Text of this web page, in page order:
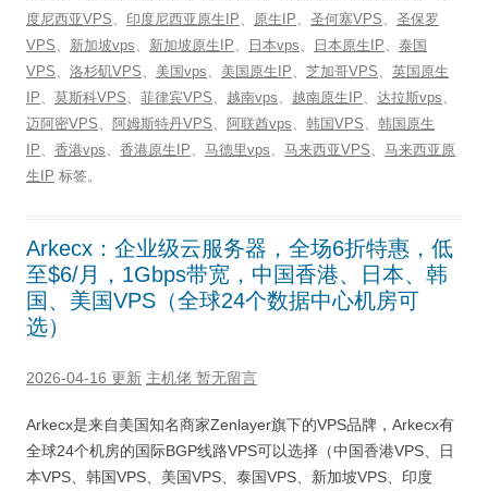
度尼西亚VPS、 印度尼西亚原生IP、 原生IP、 圣何塞VPS、 圣保罗
VPS、 新加坡vps、 新加坡原生IP、 日本vps、 日本原生IP、 泰国
VPS、 洛杉矶VPS、 美国vps、 美国原生IP、 芝加哥VPS、 英国原生
IP、 莫斯科VPS、 菲律宾VPS、 越南vps、 越南原生IP、 达拉斯vps、
迈阿密VPS、 阿姆斯特丹VPS、 阿联酋vps、 韩国VPS、 韩国原生
IP、 香港vps、 香港原生IP、 马德里vps、 马来西亚VPS、 马来西亚原
生IP 标签。
Arkecx：企业级云服务器，全场6折特惠，低
至$6/月，1Gbps带宽，中国香港、日本、韩
国、美国VPS（全球24个数据中心机房可
选）
2026-04-16 更新 主机佬 暂无留言
Arkecx是来自美国知名商家Zenlayer旗下的VPS品牌，Arkecx有
全球24个机房的国际BGP线路VPS可以选择（中国香港VPS、日
本VPS、韩国VPS、美国VPS、泰国VPS、新加坡VPS、印度